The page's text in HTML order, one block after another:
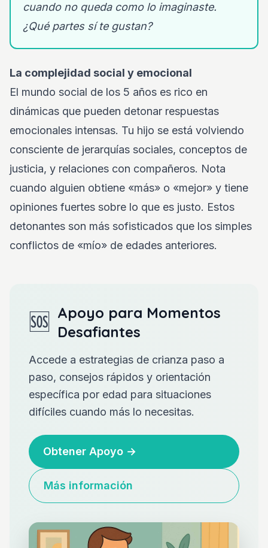
cuando no queda como lo imaginaste.
¿Qué partes sí te gustan?
La complejidad social y emocional
El mundo social de los 5 años es rico en
dinámicas que pueden detonar respuestas
emocionales intensas. Tu hijo se está volviendo
consciente de jerarquías sociales, conceptos de
justicia, y relaciones con compañeros. Nota
cuando alguien obtiene «más» o «mejor» y tiene
opiniones fuertes sobre lo que es justo. Estos
detonantes son más sofisticados que los simples
conflictos de «mío» de edades anteriores.
🆘 Apoyo para Momentos
Desafiantes
Accede a estrategias de crianza paso a
paso, consejos rápidos y orientación
específica por edad para situaciones
difíciles cuando más lo necesitas.
Obtener Apoyo →
Más información